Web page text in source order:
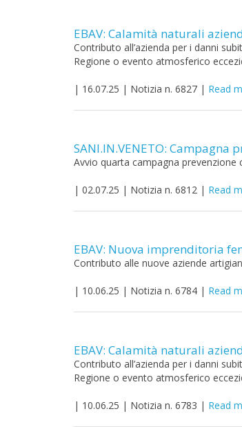
EBAV: Calamità naturali
Contributo all’azienda per i danni
Regione o evento atmosferico
| 16.07.25 | Notizia n. 6827 | Read
SANI.IN.VENETO: Campagna
Avvio quarta campagna prevenzione
| 02.07.25 | Notizia n. 6812 | Read
EBAV: Nuova imprenditoria
Contributo alle nuove aziende
| 10.06.25 | Notizia n. 6784 | Read
EBAV: Calamità naturali
Contributo all’azienda per i danni
Regione o evento atmosferico
| 10.06.25 | Notizia n. 6783 | Read